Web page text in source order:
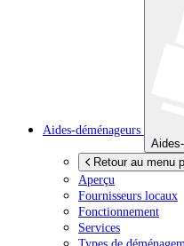
Aides-déménageurs
Retour au menu
Aperçu
Fournisseurs locaux
Fonctionnement
Services
Types de